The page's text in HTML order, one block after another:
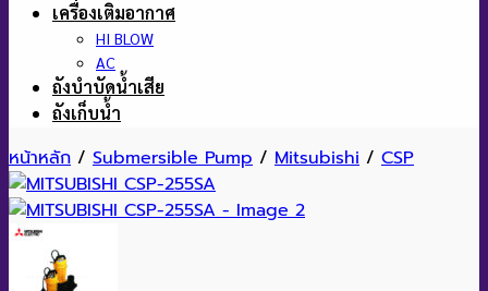
เครื่องเติมอากาศ
HI BLOW
AC
ถังบำบัดน้ำเสีย
ถังเก็บน้ำ
หน้าหลัก / Submersible Pump / Mitsubishi / CSP